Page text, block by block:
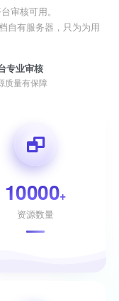
审核可用。
自有服务器，只为为用
专业审核
质量有保障
10000+
资源数量